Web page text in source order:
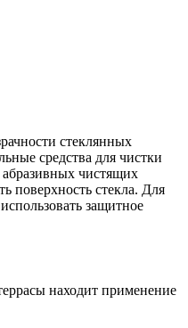
стеклянных
средства для чистки
абразивных чистящих
поверхность стекла. Для
защитное
находит применение